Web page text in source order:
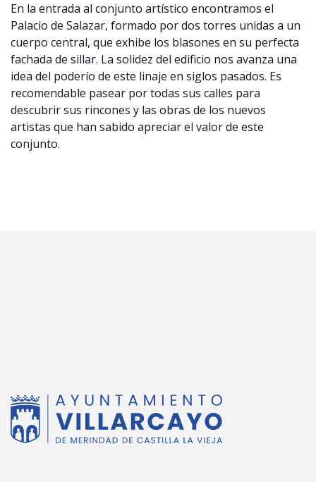
En la entrada al conjunto artístico encontramos el
Palacio de Salazar, formado por dos torres unidas a un
cuerpo central, que exhibe los blasones en su perfecta
fachada de sillar. La solidez del edificio nos avanza una
idea del poderío de este linaje en siglos pasados. Es
recomendable pasear por todas sus calles para
descubrir sus rincones y las obras de los nuevos
artistas que han sabido apreciar el valor de este
conjunto.